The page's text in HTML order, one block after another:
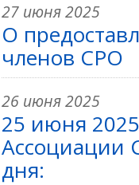
27 июня 2025
О
членов СРО
26 июня 2025
25 июня
Ассоциации
дня: